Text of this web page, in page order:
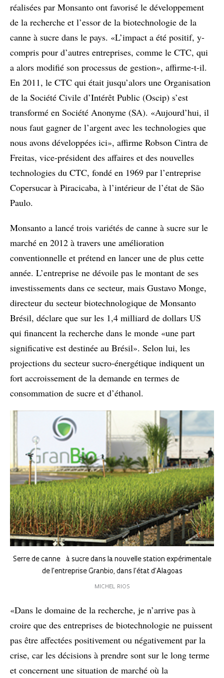
réalisées par Monsanto ont favorisé le développement
de la recherche et l’essor de la biotechnologie de la
canne à sucre dans le pays. «L’impact a été positif, y-
compris pour d’autres entreprises, comme le CTC, qui
a alors modifié son processus de gestion», affirme-t-il.
En 2011, le CTC qui était jusqu’alors une Organisation
de la Société Civile d’Intérêt Public (Oscip) s’est
transformé en Société Anonyme (SA). «Aujourd’hui, il
nous faut gagner de l’argent avec les technologies que
nous avons développées ici», affirme Robson Cintra de
Freitas, vice-président des affaires et des nouvelles
technologies du CTC, fondé en 1969 par l’entreprise
Copersucar à Piracicaba, à l’intérieur de l’état de São
Paulo.
Monsanto a lancé trois variétés de canne à sucre sur le
marché en 2012 à travers une amélioration
conventionnelle et prétend en lancer une de plus cette
année. L’entreprise ne dévoile pas le montant de ses
investissements dans ce secteur, mais Gustavo Monge,
directeur du secteur biotechnologique de Monsanto
Brésil, déclare que sur les 1,4 milliard de dollars US
qui financent la recherche dans le monde «une part
significative est destinée au Brésil». Selon lui, les
projections du secteur sucro-énergétique indiquent un
fort accroissement de la demande en termes de
consommation de sucre et d’éthanol.
Serre de canne à sucre dans la nouvelle station expérimentale
de l’entreprise Granbio, dans l’état d’Alagoas
MICHEL RIOS
«Dans le domaine de la recherche, je n’arrive pas à
croire que des entreprises de biotechnologie ne puissent
pas être affectées positivement ou négativement par la
crise, car les décisions à prendre sont sur le long terme
et concernent une situation de marché où la